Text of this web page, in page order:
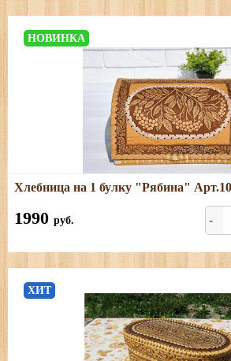
НОВИНКА
Подробнее
Размеры: длина - 27 см; ширина - 21
Хлебница на 1 булку "Рябина"
1990 руб. -
ХИТ